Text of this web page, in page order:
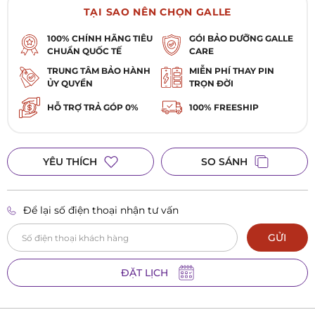
TẠI SAO NÊN CHỌN GALLE
100% CHÍNH HÃNG TIÊU
CHUẨN QUỐC TẾ
GÓI BẢO DƯỠNG GALLE
CARE
TRUNG TÂM BẢO HÀNH
ỦY QUYỀN
MIỄN PHÍ THAY PIN
TRỌN ĐỜI
HỖ TRỢ TRẢ GÓP 0% 100% FREESHIP
YÊU THÍCH SO SÁNH
Để lại số điện thoại nhận tư vấn
GỬI
ĐẶT LỊCH